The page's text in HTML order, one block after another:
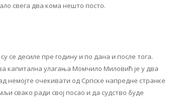
свега два кома нешто посто.
се десиле пре годину и по дана и после тога.
капитална улагања Момчило Миловић је у два
немојте очекивати од Српске напредне странке
свако ради свој посао и да судство буде